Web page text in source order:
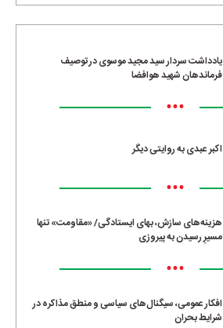
یادداشت سردار سید مجید موسوی در توصیف
فرماندهان شهید هوافضا
•••
اکبر عبدی به روایتی دیگر
•••
هزینه‌های سازش، بهای ایستادگی/ «مقاومت» تنها
مسیرِ رسیدن به پیروزی
•••
افکار عمومی، سیگنال‌های سیاسی و منطق مذاکره در
شرایط بحران